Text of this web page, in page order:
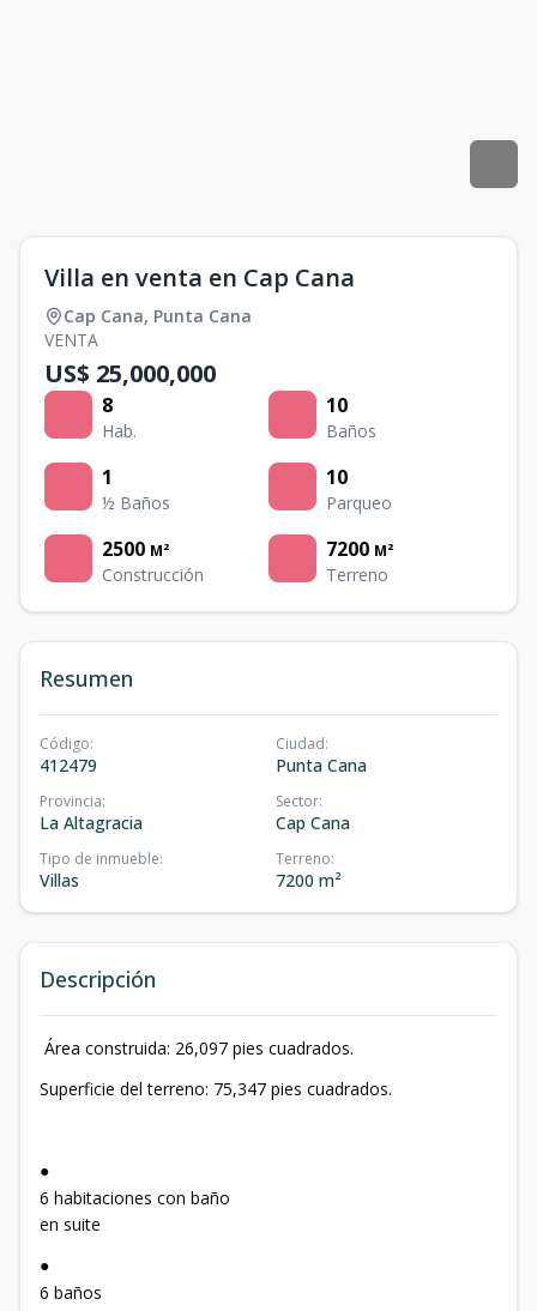
Villa en venta en Cap Cana
Cap Cana, Punta Cana
VENTA
US$ 25,000,000
8
Hab.
10
Baños
1
½ Baños
10
Parqueo
2500 M²
Construcción
7200 M²
Terreno
Resumen
Código:
412479
Ciudad:
Punta Cana
Provincia:
La Altagracia
Sector:
Cap Cana
Tipo de inmueble:
Villas
Terreno:
7200 m²
Descripción
Área construida: 26,097 pies cuadrados.
Superficie del terreno: 75,347 pies cuadrados.
●
6 habitaciones con baño
en suite
●
6 baños